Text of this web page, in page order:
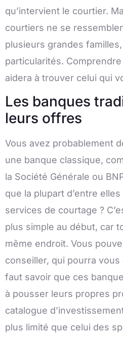
qu’intervient le courtier.
courtiers ne se
plusieurs grandes
particularités.
aidera à trouver celui qui
Les banques
leurs offres
Vous avez probablement
une banque classique,
la Société Générale ou
que la plupart d’entre
services de courtage ?
plus simple au début, car
même endroit. Vous
conseiller, qui pourra
faut savoir que ces
à pousser leurs propres
catalogue
plus limité que celui des